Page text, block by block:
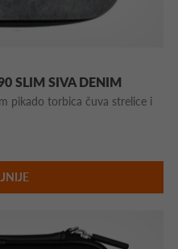
SLIM SIVA DENIM
pikado torbica čuva strelice i